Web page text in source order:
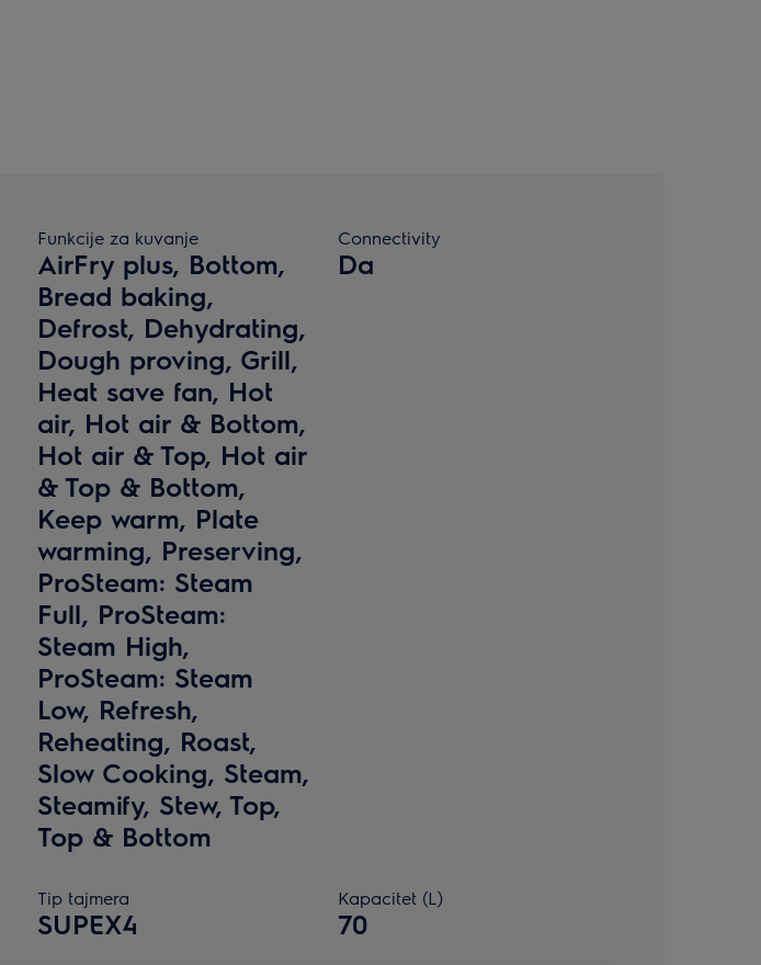
Funkcije za kuvanje
AirFry plus, Bottom,
Bread baking,
Defrost, Dehydrating,
Dough proving, Grill,
Heat save fan, Hot
air, Hot air & Bottom,
Hot air & Top, Hot air
& Top & Bottom,
Keep warm, Plate
warming, Preserving,
ProSteam: Steam
Full, ProSteam:
Steam High,
ProSteam: Steam
Low, Refresh,
Reheating, Roast,
Slow Cooking, Steam,
Steamify, Stew, Top,
Top & Bottom
Connectivity
Da
Tip tajmera
SUPEX4
Kapacitet (L)
70